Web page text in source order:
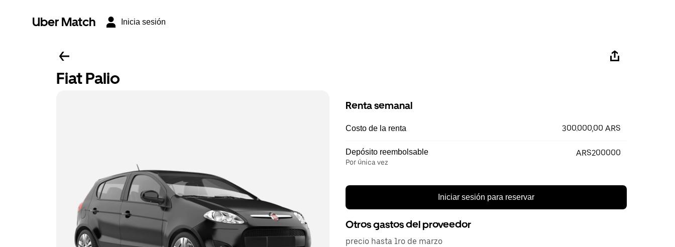
Uber Match Inicia sesión
Fiat Palio
Renta semanal
Costo de la renta 300.000,00 ARS
Depósito reembolsable
Por única vez
ARS200000
Iniciar sesión para reservar
Otros gastos del proveedor
precio hasta 1ro de marzo